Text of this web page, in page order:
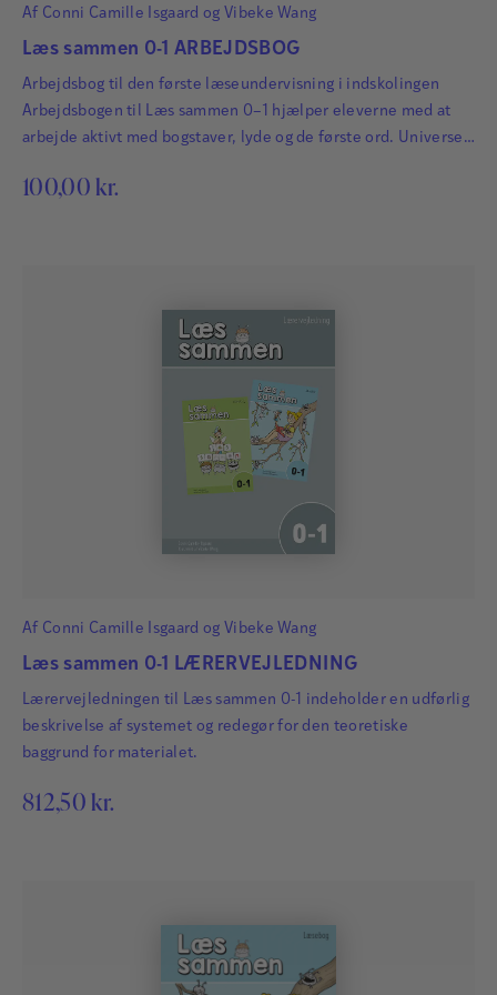
Conni Camille Isgaard arbejder som dansklærer og
læsevejleder.
sammen-systemet.
Af Conni Camille Isgaard og Vibeke Wang
Læs sammen 0-1 ARBEJDSBOG
Arbejdsbog til den første læseundervisning i indskolingen
Arbejdsbogen til Læs sammen 0–1 hjælper eleverne med at
arbejde aktivt med bogstaver, lyde og de første ord. Universet
Alkymisten, skovens dyr og menneskebørnene Hans og Frida.
100,00 kr.
Af Conni Camille Isgaard og Vibeke Wang
Læs sammen 0-1 LÆRERVEJLEDNING
Lærervejledningen til Læs sammen 0-1 indeholder en udførlig
beskrivelse af systemet og redegør for den teoretiske
baggrund for materialet.
812,50 kr.